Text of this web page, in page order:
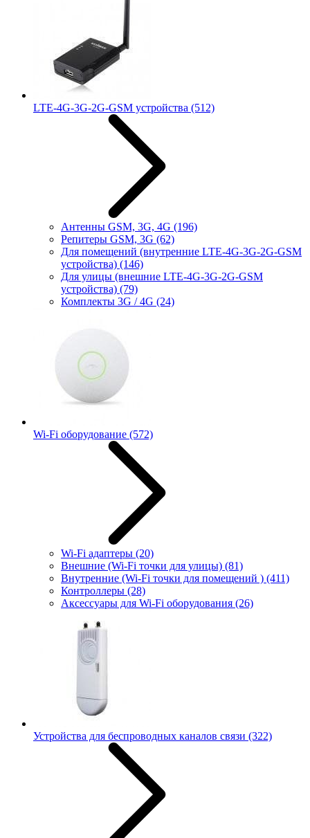
LTE-4G-3G-2G-GSM устройства (512)
Антенны GSM, 3G, 4G (196)
Репитеры GSM, 3G (62)
Для помещений (внутренние LTE-4G-3G-2G-GSM
устройства) (146)
Для улицы (внешние LTE-4G-3G-2G-GSM
устройства) (79)
Комплекты 3G / 4G (24)
Wi-Fi оборудование (572)
Wi-Fi адаптеры (20)
Внешние (Wi-Fi точки для улицы) (81)
Внутренние (Wi-Fi точки для помещений ) (411)
Контроллеры (28)
Аксессуары для Wi-Fi оборудования (26)
Устройства для беспроводных каналов связи (322)